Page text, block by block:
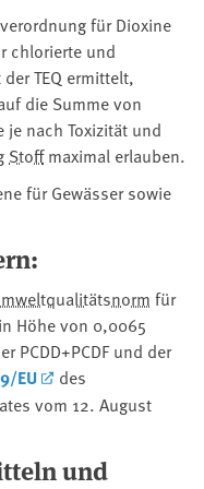
für Dioxine
chlorierte und
TEQ ermittelt,
die Summe von
nach Toxizität und
Stoffmaximal erlauben.
für Gewässer sowie
⁠ für
Höhe von 0,0065
PCDD+PCDF und der
EU
des
vom 12. August
und